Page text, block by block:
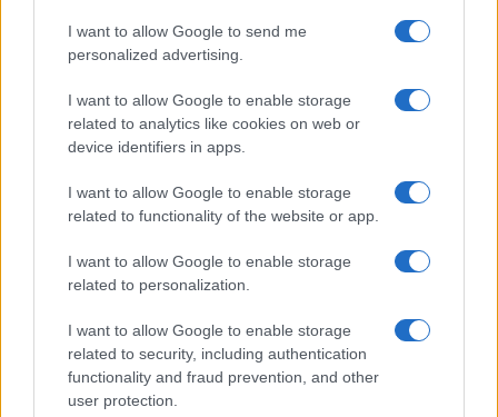
I want to allow Google to send me
personalized advertising.
I want to allow Google to enable storage
related to analytics like cookies on web or
device identifiers in apps.
I want to allow Google to enable storage
related to functionality of the website or app.
I want to allow Google to enable storage
related to personalization.
I want to allow Google to enable storage
related to security, including authentication
functionality and fraud prevention, and other
user protection.
KIOSK
06.01.17. 15:33
Jana je izgovorila samo jednu rečenicu od koje im
se digla kosa na glavi: Prvo Badnje veče